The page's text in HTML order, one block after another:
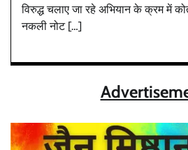
विरुद्ध चलाए जा रहे अभियान के क्रम में
नकली नोट […]